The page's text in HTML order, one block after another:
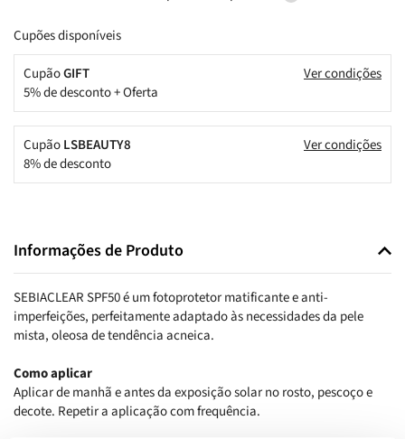
Cupões disponíveis
CupãoGIFT
5% de desconto + Oferta
Ver condições
CupãoLSBEAUTY8
8% de desconto
Ver condições
Informações de Produto
SEBIACLEAR SPF50 é um fotoprotetor matificante e anti-
imperfeições, perfeitamente adaptado às necessidades da pele
mista, oleosa de tendência acneica.
Como aplicar
Aplicar de manhã e antes da exposição solar no rosto, pescoço e
decote. Repetir a aplicação com frequência.